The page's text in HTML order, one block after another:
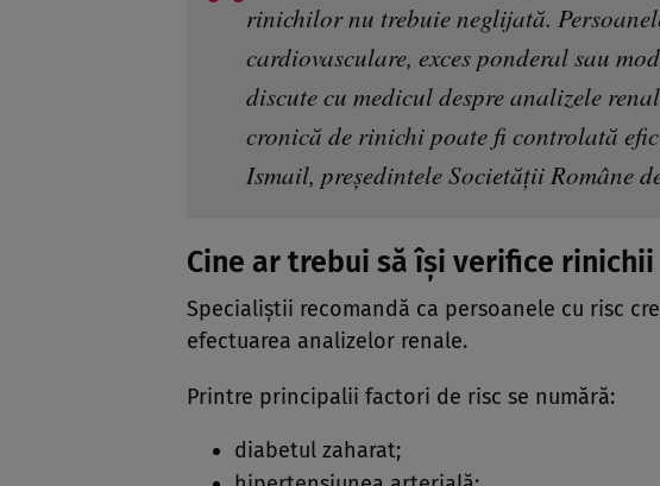
rinichilor nu trebuie neglijată.
cardiovasculare, exces ponderal sau
discute cu medicul despre analizele
cronică de rinichi poate fi controlată
Ismail, președintele Societății Române
Cine ar trebui să își verifice rinichii
Specialiștii recomandă ca persoanele cu risc
efectuarea analizelor renale.
Printre principalii factori de risc se numără:
diabetul zaharat;